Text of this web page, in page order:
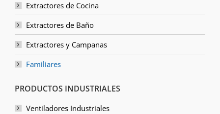
Extractores de Cocina
Extractores de Baño
Extractores y Campanas
Familiares
PRODUCTOS INDUSTRIALES
Ventiladores Industriales